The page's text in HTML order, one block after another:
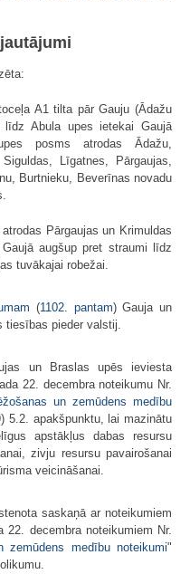
A1 tilta pār Gauju (Ādažu
līdz Abula upes ietekai Gaujā
posms atrodas Ādažu,
Līgatnes, Pārgaujas,
Burtnieku, Beverīnas novadu
Pārgaujas un Krimuldas
augšup pret straumi līdz
tuvākajai robežai.
(1102. pantam) Gauja un
pieder valstij.
un Braslas upēs ieviesta
22. decembra noteikumu Nr.
un zemūdens medību
5.2. apakšpunktu, lai mazinātu
apstākļus dabas resursu
zivju resursu pavairošanai
veicināšanai.
saskaņā ar noteikumiem
22. decembra noteikumiem Nr.
zemūdens medību noteikumi"